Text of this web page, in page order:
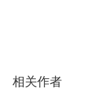
相关作者